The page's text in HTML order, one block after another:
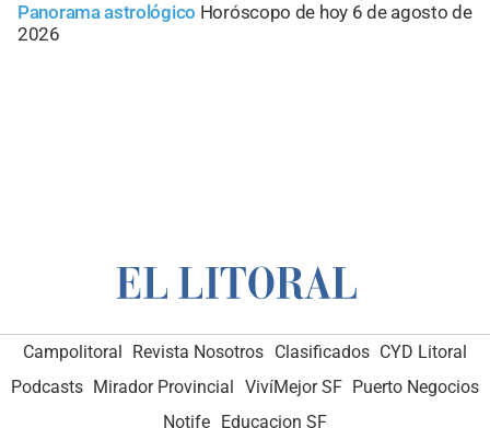
Panorama astrológico Horóscopo de hoy 6 de agosto de
2026
Campolitoral Revista Nosotros Clasificados CYD Litoral
Podcasts Mirador Provincial VivíMejor SF Puerto Negocios
Notife Educacion SF